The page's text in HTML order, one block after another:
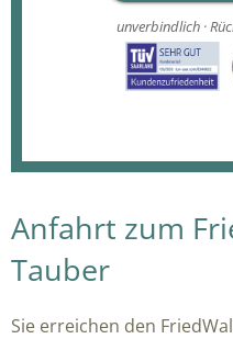
unverbindlich ·
Anfahrt zum
Tauber
Sie erreichen den